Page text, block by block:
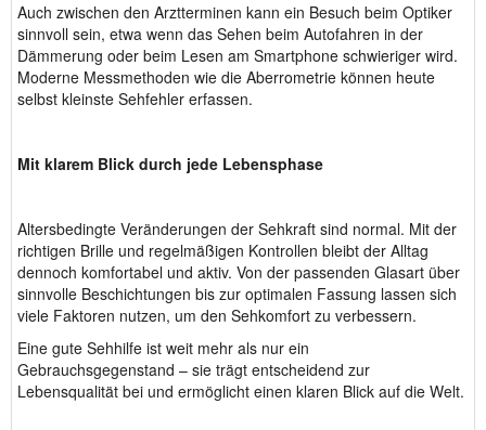
Auch zwischen den Arztterminen kann ein Besuch beim Optiker
sinnvoll sein, etwa wenn das Sehen beim Autofahren in der
Dämmerung oder beim Lesen am Smartphone schwieriger wird.
Moderne Messmethoden wie die Aberrometrie können heute
selbst kleinste Sehfehler erfassen.
Mit klarem Blick durch jede Lebensphase
Altersbedingte Veränderungen der Sehkraft sind normal. Mit der
richtigen Brille und regelmäßigen Kontrollen bleibt der Alltag
dennoch komfortabel und aktiv. Von der passenden Glasart über
sinnvolle Beschichtungen bis zur optimalen Fassung lassen sich
viele Faktoren nutzen, um den Sehkomfort zu verbessern.
Eine gute Sehhilfe ist weit mehr als nur ein
Gebrauchsgegenstand – sie trägt entscheidend zur
Lebensqualität bei und ermöglicht einen klaren Blick auf die Welt.